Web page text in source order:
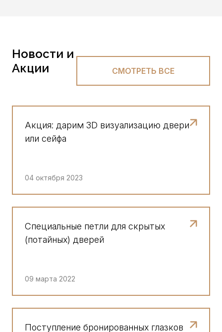
Новости и
Акции
СМОТРЕТЬ ВСЕ
Акция: дарим 3D визуализацию двери
или сейфа
04 октября 2023
Специальные петли для скрытых
(потайных) дверей
09 марта 2022
Поступление бронированных глазков